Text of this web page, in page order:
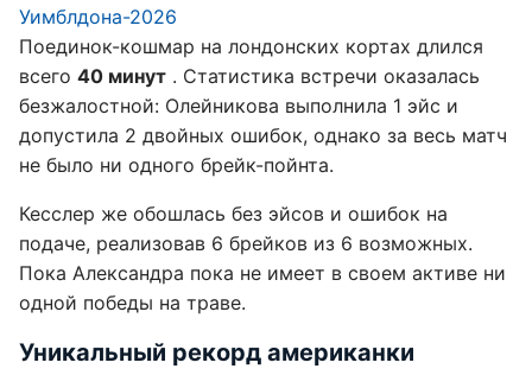
Уимблдона-2026
Поединок-кошмар на лондонских кортах длился
всего 40 минут . Статистика встречи оказалась
безжалостной: Олейникова выполнила 1 эйс и
допустила 2 двойных ошибок, однако за весь матч
не было ни одного брейк-пойнта.
Кесслер же обошлась без эйсов и ошибок на
подаче, реализовав 6 брейков из 6 возможных.
Пока Александра пока не имеет в своем активе ни
одной победы на траве.
Уникальный рекорд американки